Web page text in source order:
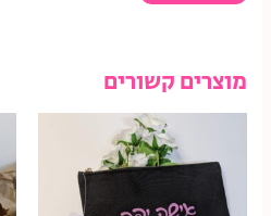
מוצרים קשורים